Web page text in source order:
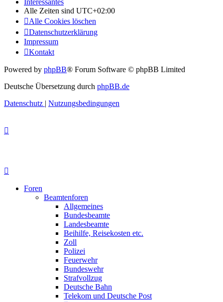
Alle Zeiten sind UTC+02:00
Alle Cookies löschen
Datenschutzerklärung
Impressum
Kontakt
Powered by phpBB® Forum Software © phpBB Limited
Deutsche Übersetzung durch phpBB.de
Datenschutz | Nutzungsbedingungen
Foren
Beamtenforen
Allgemeines
Bundesbeamte
Landesbeamte
Beihilfe, Reisekosten etc.
Zoll
Polizei
Feuerwehr
Bundeswehr
Strafvollzug
Deutsche Bahn
Telekom und Deutsche Post